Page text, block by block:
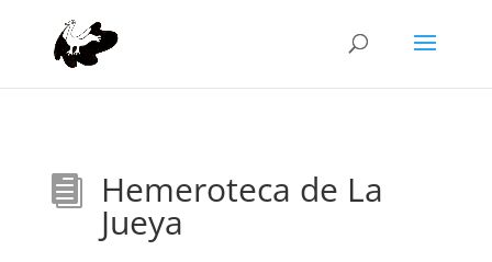
 Hemeroteca de La
Jueya